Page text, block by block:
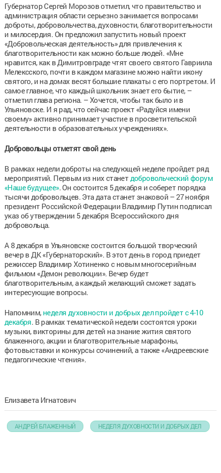
Губернатор Сергей Морозов отметил, что правительство и
администрация области серьезно занимается вопросами
доброты, добровольчества, духовности, благотворительности
и милосердия. Он предложил запустить новый проект
«Добровольческая деятельность» для привлечения к
благотворительности как можно больше людей. «Мне
нравится, как в Димитровграде чтят своего святого Гавриила
Мелексского, почти в каждом магазине можно найти икону
святого, и на домах весят большие плакаты с его портретом. И
самое главное, что каждый школьник знает его бытие, –
отметил глава региона. – Хочется, чтобы так было и в
Ульяновске. И я рад, что сейчас проект «Радуйся имени
своему» активно принимает участие в просветительской
деятельности в образовательных учреждениях».
Добровольцы отметят свой день
В рамках недели доброты на следующей неделе пройдет ряд
мероприятий. Первым из них станет добровольческий форум
«Наше будущее». Он состоится 5 декабря и соберет порядка
тысячи добровольцев. Эта дата станет знаковой – 27 ноября
президент Российской Федерации Владимир Путин подписал
указ об утверждении 5 декабря Всероссийского дня
добровольца.
А 8 декабря в Ульяновске состоится большой творческий
вечер в ДК «Губернаторский». В этот день в город приедет
режиссер Владимир Хотиненко с новым многосерийным
фильмом «Демон революции». Вечер будет
благотворительным, а каждый желающий сможет задать
интересующие вопросы.
Напомним, неделя духовности и добрых дел пройдет с 4-10
декабря. В рамках тематической недели состоятся уроки
музыки, викторины для детей на знание жития святого
блаженного, акции и благотворительные марафоны,
фотовыставки и конкурсы сочинений, а также «Андреевские
педагогические чтения».
Елизавета Игнатович
АНДРЕЙ БЛАЖЕННЫЙ НЕДЕЛЯ ДУХОВНОСТИ И ДОБРЫХ ДЕЛ